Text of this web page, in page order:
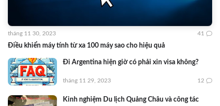
Điều khiển máy tính từ xa 100 máy sao cho hiệu quả
tháng 11 30, 2023 41
Đi Argentina hiện giờ có phải xin visa không?
tháng 11 29, 2023 12
Kinh nghiệm Du lịch Quảng Châu và công tác